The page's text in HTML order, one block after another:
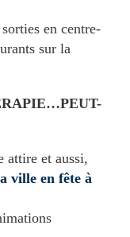
en centre-
sur la
attire et aussi,
ville en fête à